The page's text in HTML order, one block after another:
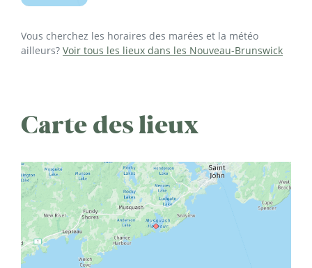
Vous cherchez les horaires des marées et la météo
ailleurs? Voir tous les lieux dans les Nouveau-Brunswick
Carte des lieux